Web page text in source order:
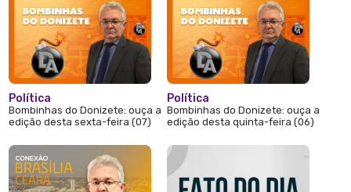
Política
Bombinhas do Donizete: ouça a
edição desta sexta-feira (07)
Política
Bombinhas do Donizete: ouça a
edição desta quinta-feira (06)